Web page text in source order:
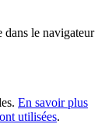
dans le navigateur
En savoir plus
utilisées.